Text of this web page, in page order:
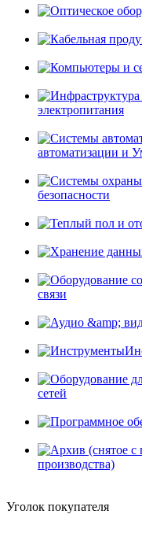
электропитания
автоматизации и
безопасности
связи
сетей
производства)
Уголок покупателя